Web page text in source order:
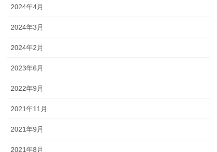
2024年4月
2024年3月
2024年2月
2023年6月
2022年9月
2021年11月
2021年9月
2021年8月